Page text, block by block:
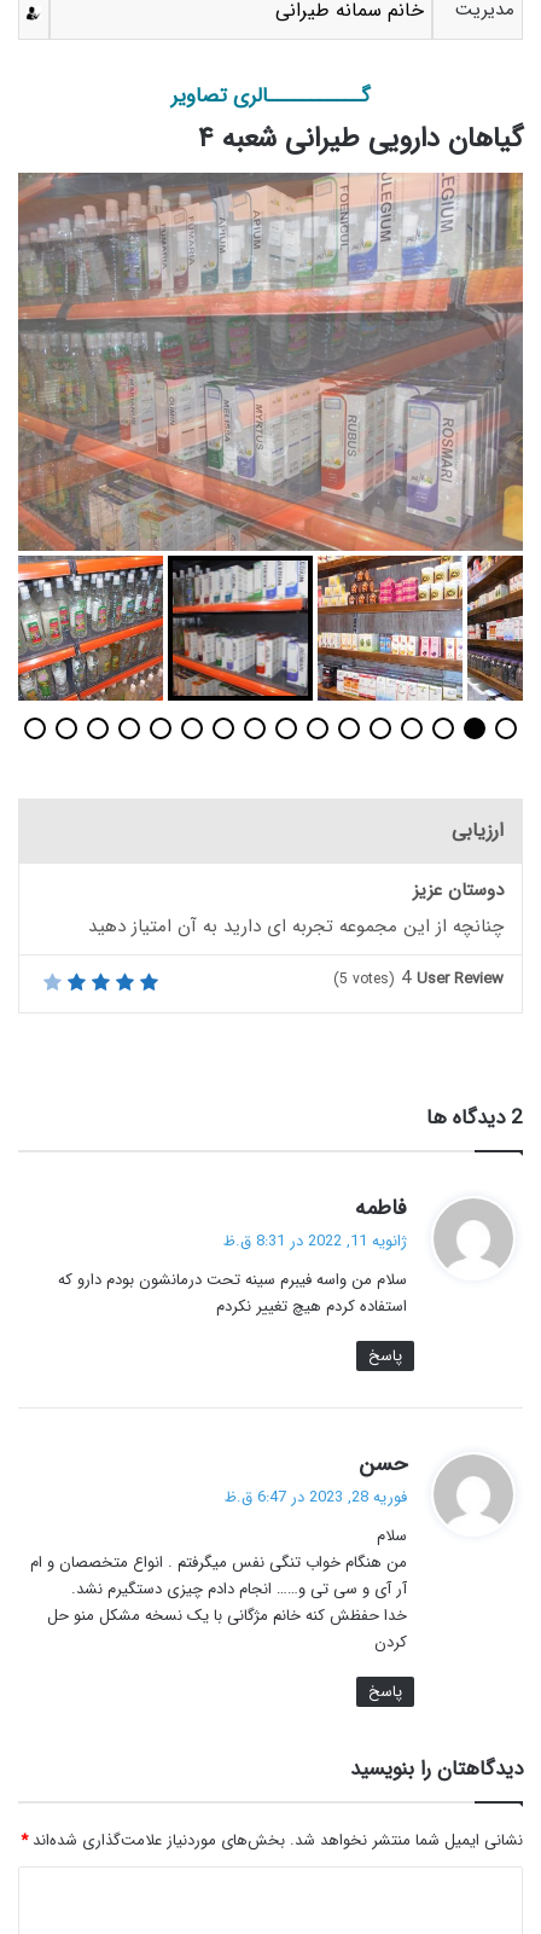
مدیریت خانم سمانه طیرانی
گـــــــــــالری تصاویر
گیاهان دارویی طیرانی شعبه ۴
ارزیابی
دوستان عزیز
چنانچه از این مجموعه تجربه ای دارید به آن امتیاز دهید
User Review
4
(5 votes)
‫2 دیدگاه ها
فاطمه
ف
:
ژانویه 11, 2022 در 8:31 ق.ظ
سلام من واسه فیبرم سینه تحت درمانشون بودم دارو که
استفاده کردم هیچ تغییر نکردم
پاسخ
حسن
ف فوریه 28, 2023 در 6:47 ق.ظ
سلام
من هنگام خواب تنگی نفس میگرفتم . انواع متخصصان و ام
آر آی و سی تی و…… انجام دادم چیزی دستگیرم نشد.
خدا حفظش کنه خانم مژگانی با یک نسخه مشکل منو حل
کردن
پاسخ
دیدگاهتان را بنویسید
نشانی ایمیل شما منتشر نخواهد شد. بخش‌های موردنیاز علامت‌گذاری شده‌اند*